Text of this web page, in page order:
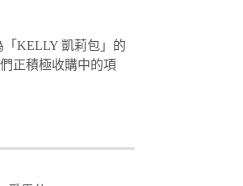
KELLY 凱莉包」的
正積極收購中的項